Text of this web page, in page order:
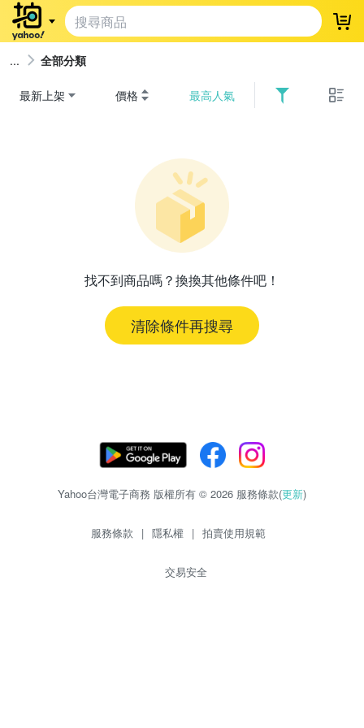
登
全部分類
最新上架 價格 最高人氣
找不到商品嗎？換換其他條件吧！
清除條件再搜尋
Yahoo台灣電子商務 版權所有 © 2026 服務條款(更新)
服務條款 | 隱私權 | 拍賣使用規範
交易安全